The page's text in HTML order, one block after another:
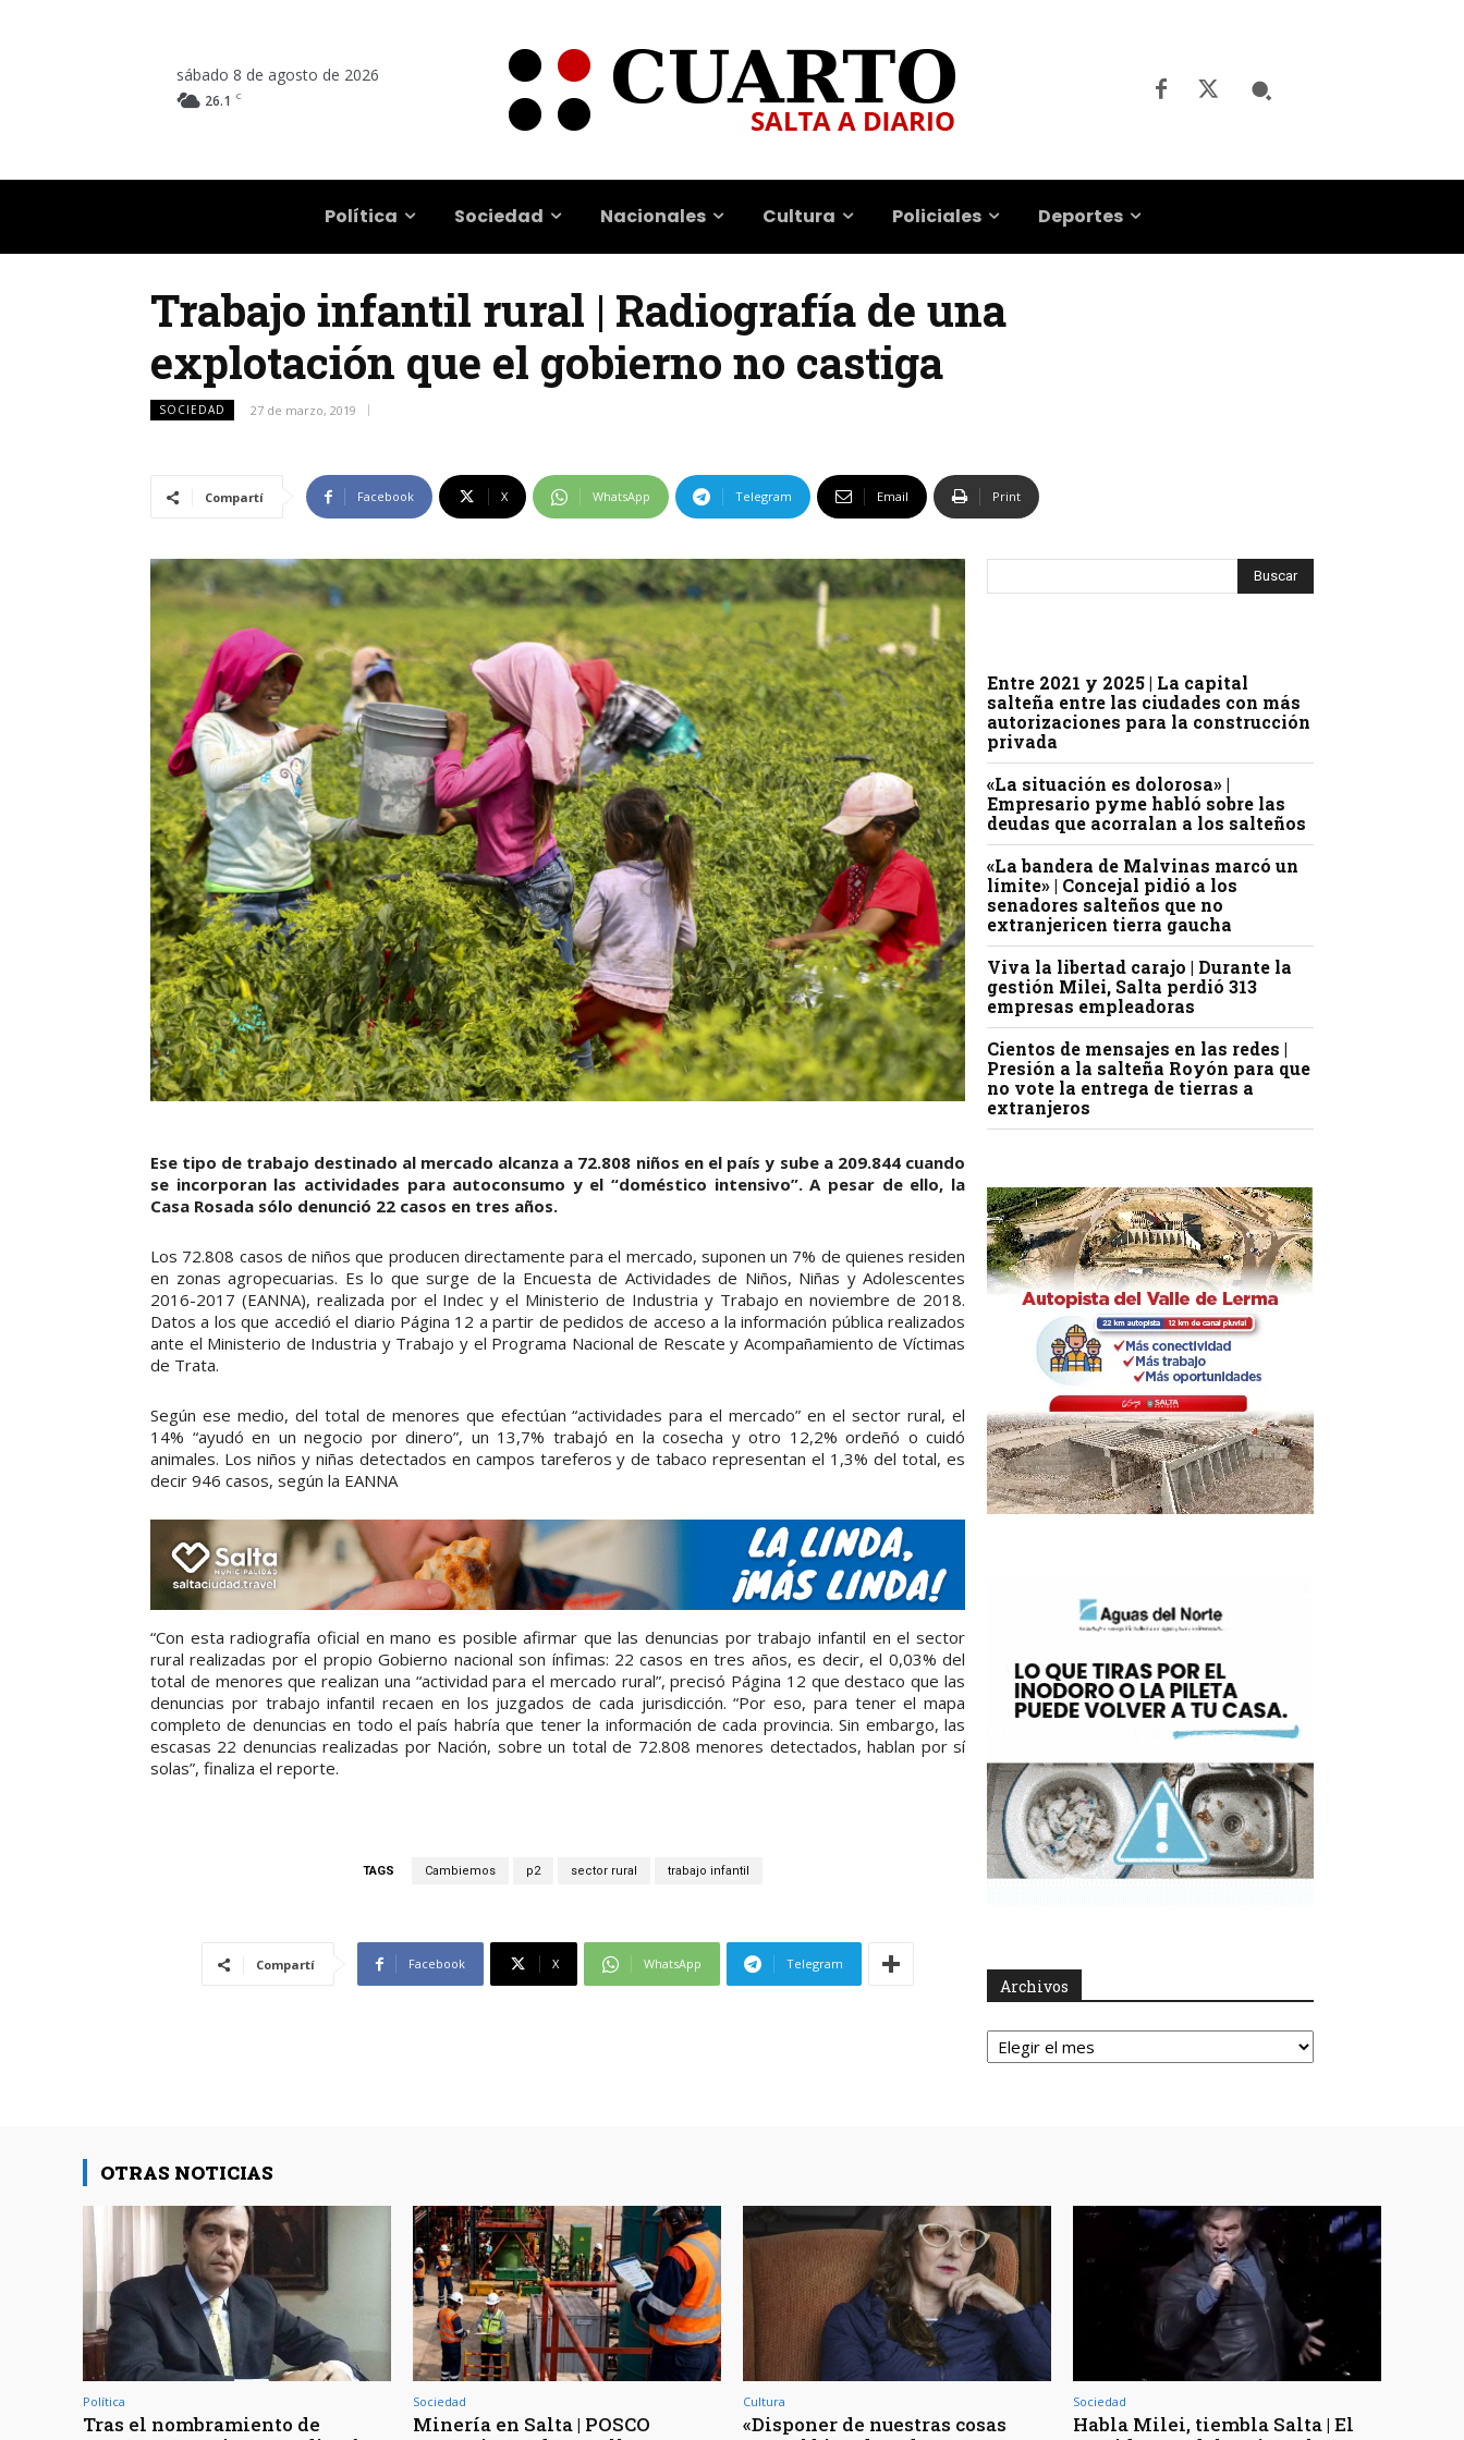
sábado 8 de agosto de 2026
26.1 C
Política Sociedad Nacionales Cultura Policiales Deportes
Trabajo infantil rural | Radiografía de una
explotación que el gobierno no castiga
SOCIEDAD 27 de marzo, 2019
Compartí Facebook X WhatsApp Telegram Email Print
Ese tipo de trabajo destinado al mercado alcanza a 72.808 niños en el país y sube a 209.844 cuando
se incorporan las actividades para autoconsumo y el “doméstico intensivo”. A pesar de ello, la
Casa Rosada sólo denunció 22 casos en tres años.
Los 72.808 casos de niños que producen directamente para el mercado, suponen un 7% de quienes residen
en zonas agropecuarias. Es lo que surge de la Encuesta de Actividades de Niños, Niñas y Adolescentes
2016-2017 (EANNA), realizada por el Indec y el Ministerio de Industria y Trabajo en noviembre de 2018.
Datos a los que accedió el diario Página 12 a partir de pedidos de acceso a la información pública realizados
ante el Ministerio de Industria y Trabajo y el Programa Nacional de Rescate y Acompañamiento de Víctimas
de Trata.
Según ese medio, del total de menores que efectúan “actividades para el mercado” en el sector rural, el
14% “ayudó en un negocio por dinero”, un 13,7% trabajó en la cosecha y otro 12,2% ordeñó o cuidó
animales. Los niños y niñas detectados en campos tareferos y de tabaco representan el 1,3% del total, es
decir 946 casos, según la EANNA
“Con esta radiografía oficial en mano es posible afirmar que las denuncias por trabajo infantil en el sector
rural realizadas por el propio Gobierno nacional son ínfimas: 22 casos en tres años, es decir, el 0,03% del
total de menores que realizan una “actividad para el mercado rural”, precisó Página 12 que destaco que las
denuncias por trabajo infantil recaen en los juzgados de cada jurisdicción. “Por eso, para tener el mapa
completo de denuncias en todo el país habría que tener la información de cada provincia. Sin embargo, las
escasas 22 denuncias realizadas por Nación, sobre un total de 72.808 menores detectados, hablan por sí
solas”, finaliza el reporte.
TAGS Cambiemos p2 sector rural trabajo infantil
Compartí Facebook X WhatsApp Telegram
Entre 2021 y 2025 | La capital
salteña entre las ciudades con más
autorizaciones para la construcción
privada
«La situación es dolorosa» |
Empresario pyme habló sobre las
deudas que acorralan a los salteños
«La bandera de Malvinas marcó un
límite» | Concejal pidió a los
senadores salteños que no
extranjericen tierra gaucha
Viva la libertad carajo | Durante la
gestión Milei, Salta perdió 313
empresas empleadoras
Cientos de mensajes en las redes |
Presión a la salteña Royón para que
no vote la entrega de tierras a
extranjeros
Archivos
Archivos
OTRAS NOTICIAS
Política
Tras el nombramiento de
Sociedad
Minería en Salta | POSCO
Cultura
«Disponer de nuestras cosas
Sociedad
Habla Milei, tiembla Salta | El